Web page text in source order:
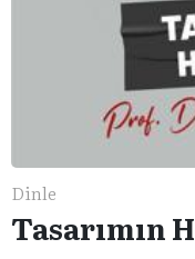
Dinle
Tasarımın